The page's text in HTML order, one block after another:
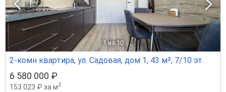
1 из 10
2-комн квартира, ул. Садовая, дом 1, 43 м², 7/10 эт.
6 580 000 ₽
153 023 ₽ за м2